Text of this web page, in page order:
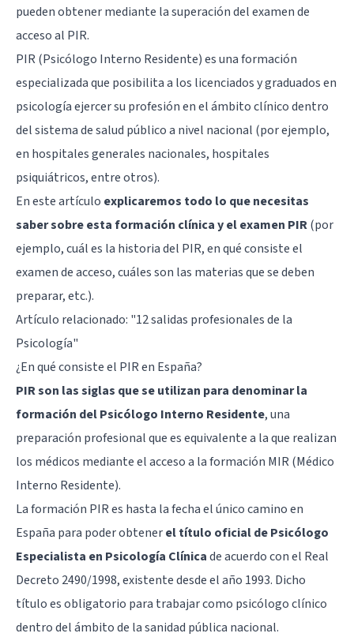
pueden obtener mediante la superación del examen de
acceso al PIR.
PIR (Psicólogo Interno Residente) es una formación
especializada que posibilita a los licenciados y graduados en
psicología ejercer su profesión en el ámbito clínico dentro
del sistema de salud público a nivel nacional (por ejemplo,
en hospitales generales nacionales, hospitales
psiquiátricos, entre otros).
En este artículo explicaremos todo lo que necesitas
saber sobre esta formación clínica y el examen PIR(por
ejemplo, cuál es la historia del PIR, en qué consiste el
examen de acceso, cuáles son las materias que se deben
preparar, etc.).
Artículo relacionado: "12 salidas profesionales de la
Psicología"
¿En qué consiste el PIR en España?
PIR son las siglas que se utilizan para denominar la
formación del Psicólogo Interno Residente, una
preparación profesional que es equivalente a la que realizan
los médicos mediante el acceso a la formación MIR (Médico
Interno Residente).
La formación PIR es hasta la fecha el único camino en
España para poder obtenerel título oficial de Psicólogo
Especialista en Psicología Clínicade acuerdo con el Real
Decreto 2490/1998, existente desde el año 1993. Dicho
título es obligatorio para trabajar como psicólogo clínico
dentro del ámbito de la sanidad pública nacional.